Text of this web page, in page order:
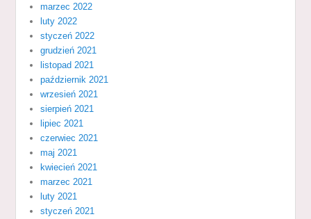
marzec 2022
luty 2022
styczeń 2022
grudzień 2021
listopad 2021
październik 2021
wrzesień 2021
sierpień 2021
lipiec 2021
czerwiec 2021
maj 2021
kwiecień 2021
marzec 2021
luty 2021
styczeń 2021